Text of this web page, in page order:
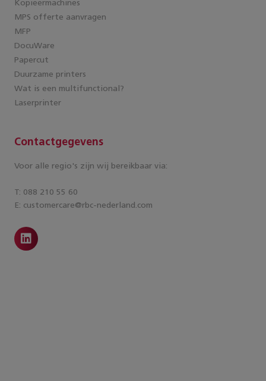
Kopieermachines
MPS offerte aanvragen
MFP
DocuWare
Papercut
Duurzame printers
Wat is een multifunctional?
Laserprinter
Contactgegevens
Voor alle regio's zijn wij bereikbaar via:
T: 088 210 55 60
E: customercare@rbc-nederland.com